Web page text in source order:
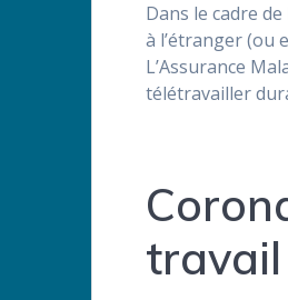
Dans le cadre
à l’étranger (ou
L’Assurance
télétravailler
travail